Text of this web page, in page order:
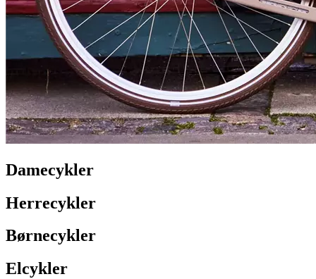
Damecykler
Herrecykler
Børnecykler
Elcykler